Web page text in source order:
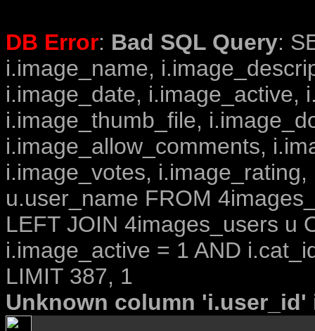
DB Error: Bad SQL Query:
i.image_name,
i.image_date, i.image_active,
i.image_thumb_file,
i.image_allow_comments,
i.image_votes,
u.user_name FROM
LEFT JOIN 4images_users u
i.image_active = 1 AND
LIMIT 387, 1
Unknown column